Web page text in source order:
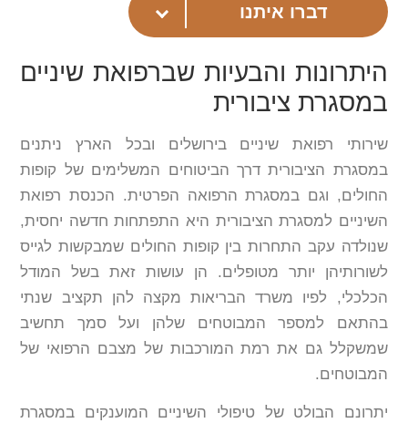
דברו איתנו
היתרונות והבעיות שברפואת שיניים
במסגרת ציבורית
שירותי רפואת שיניים בירושלים ובכל הארץ ניתנים
במסגרת הציבורית דרך הביטוחים המשלימים של קופות
החולים, וגם במסגרת הרפואה הפרטית. הכנסת רפואת
השיניים למסגרת הציבורית היא התפתחות חדשה יחסית,
שנולדה עקב התחרות בין קופות החולים שמבקשות לגייס
לשורותיהן יותר מטופלים. הן עושות זאת בשל המודל
הכלכלי, לפיו משרד הבריאות מקצה להן תקציב שנתי
בהתאם למספר המבוטחים שלהן ועל סמך תחשיב
שמשקלל גם את רמת המורכבות של מצבם הרפואי של
המבוטחים.
יתרונם הבולט של טיפולי השיניים המוענקים במסגרת